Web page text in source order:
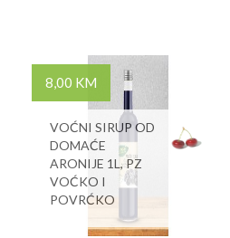
8,00 KM
VOĆNI SIRUP OD
DOMAĆE
ARONIJE 1L, PZ
VOĆKO I
POVRĆKO